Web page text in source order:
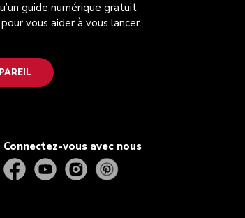
guide numérique gratuit
vous aider à vous lancer.
Connectez-vous avec nous